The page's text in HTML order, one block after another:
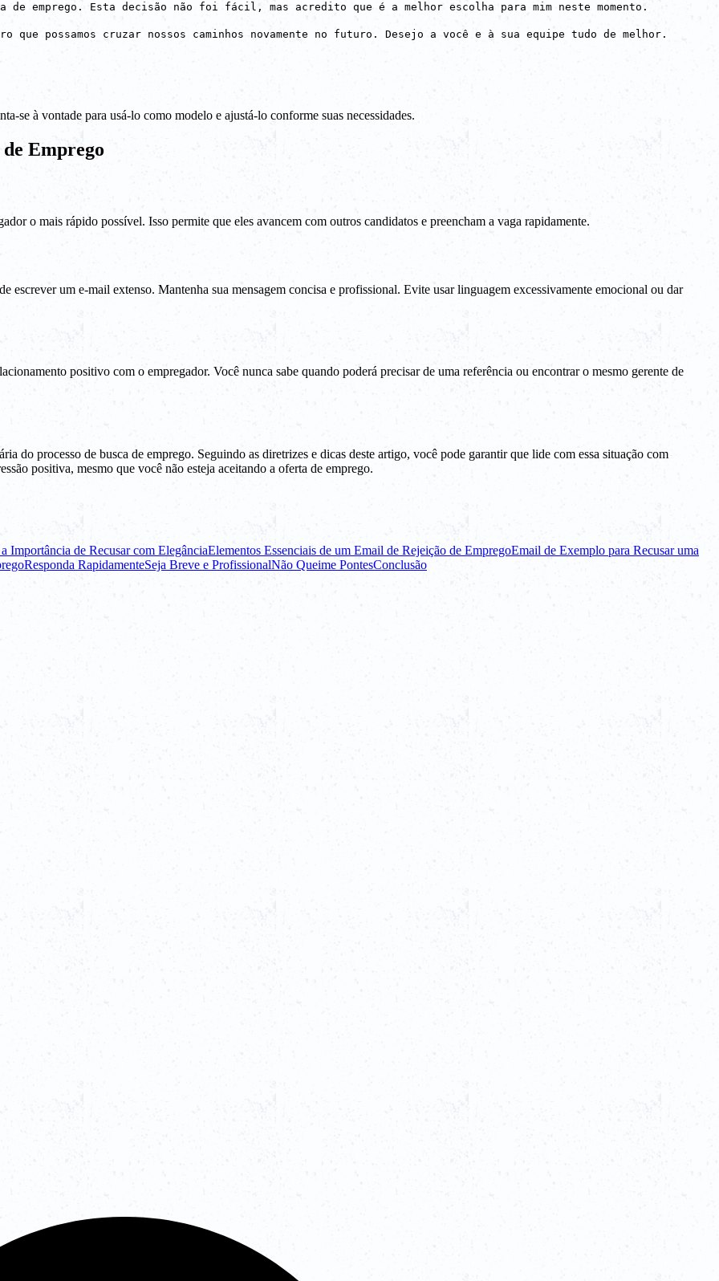
de emprego. Esta decisão não foi fácil, mas acredito que é a melhor escolha para mim neste momento.
que possamos cruzar nossos caminhos novamente no futuro. Desejo a você e à sua equipe tudo de melhor.
se à vontade para usá-lo como modelo e ajustá-lo conforme suas necessidades.
Emprego
o mais rápido possível. Isso permite que eles avancem com outros candidatos e preencham a vaga rapidamente.
escrever um e-mail extenso. Mantenha sua mensagem concisa e profissional. Evite usar linguagem excessivamente emocional ou dar
positivo com o empregador. Você nunca sabe quando poderá precisar de uma referência ou encontrar o mesmo gerente de
do processo de busca de emprego. Seguindo as diretrizes e dicas deste artigo, você pode garantir que lide com essa situação com
positiva, mesmo que você não esteja aceitando a oferta de emprego.
Importância de Recusar com ElegânciaElementos Essenciais de um Email de Rejeição de EmpregoEmail de Exemplo para Recusar uma
Responda RapidamenteSeja Breve e ProfissionalNão Queime PontesConclusão